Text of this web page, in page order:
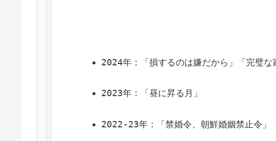
2024年：「損するのは嫌だから」「完璧な
2023年：「昼に昇る月」
2022-23年：「禁婚令、朝鮮婚姻禁止令」